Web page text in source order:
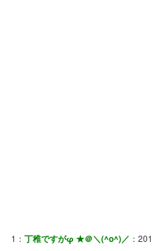
1： 丁稚ですがφ ★＠＼(^o^)／ ：